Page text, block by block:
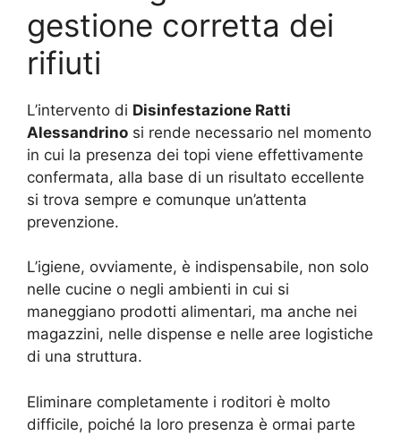
gestione corretta dei
rifiuti
L’intervento di Disinfestazione Ratti
Alessandrino si rende necessario nel momento
in cui la presenza dei topi viene effettivamente
confermata, alla base di un risultato eccellente
si trova sempre e comunque un’attenta
prevenzione.
L’igiene, ovviamente, è indispensabile, non solo
nelle cucine o negli ambienti in cui si
maneggiano prodotti alimentari, ma anche nei
magazzini, nelle dispense e nelle aree logistiche
di una struttura.
Eliminare completamente i roditori è molto
difficile, poiché la loro presenza è ormai parte